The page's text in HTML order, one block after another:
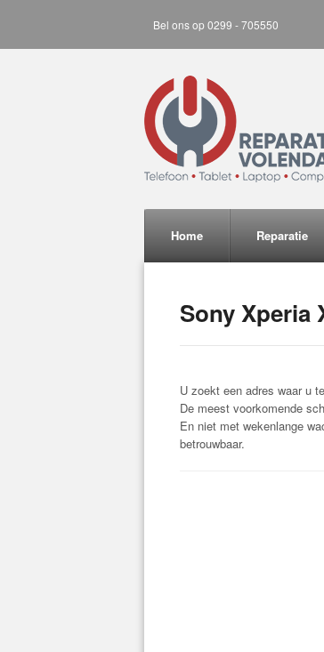
Bel ons op 0299 - 705550
Home Reparatie
Sony Xperia
U zoekt een adres waar u
De meest voorkomende
En niet met wekenlange
betrouwbaar.